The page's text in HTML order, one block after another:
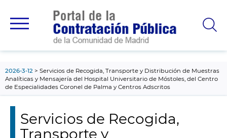
principal
2026-3-12
Servicios de Recogida, Transporte y Distribución de Muestras
Analíticas y Mensajería del Hospital Universitario de Móstoles, del Centro
de Especialidades Coronel de Palma y Centros Adscritos
Servicios de Recogida,
Transporte y